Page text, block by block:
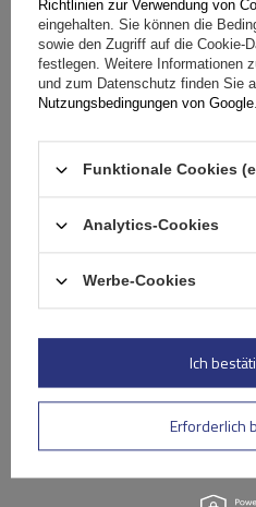
Nutzen Sie
kostenlose
Kaufen Sie bei Inter Pack
einer kostenlosen
einem Bestellwert ab 299
Schneller Versand
Breites Angebot an
Angebot ansehen
Richtlinien zur Verwendung von
eingehalten. Sie können die
sowie den Zugriff auf die Cookie-
festlegen. Weitere Informationen
und zum Datenschutz finden Sie
Nutzungsbedingungen von Google.
Funktionale Cookies
Analytics-Cookies
Werbe-Cookies
Erforderlich
Ich